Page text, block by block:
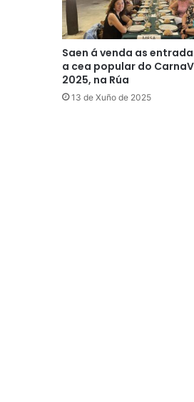
Saen á venda as
a cea popular do
2025, na Rúa
13 de Xuño de 2025